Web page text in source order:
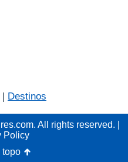
| Destinos
All rights reserved. |
Policy
topo